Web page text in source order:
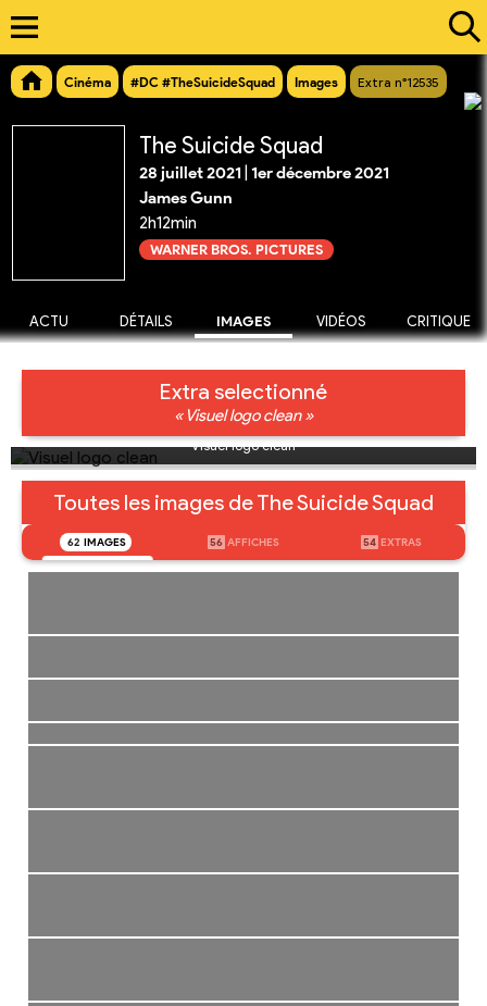
Cinéma #DC #TheSuicideSquad Images Extra n°12535
The Suicide Squad
28 juillet 2021 1er décembre 2021
James Gunn
2h12min
WARNER BROS. PICTURES
ACTU DÉTAILS IMAGES VIDÉOS CRITIQUE
Extra selectionné
« Visuel logo clean »
Visuel logo clean
Toutes les images de The Suicide Squad
62 IMAGES 56 AFFICHES 54 EXTRAS